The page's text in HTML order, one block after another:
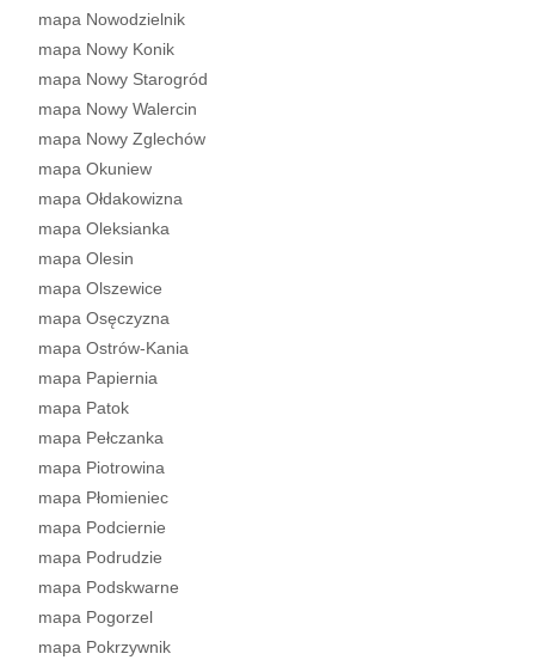
mapa Nowodzielnik
mapa Nowy Konik
mapa Nowy Starogród
mapa Nowy Walercin
mapa Nowy Zglechów
mapa Okuniew
mapa Ołdakowizna
mapa Oleksianka
mapa Olesin
mapa Olszewice
mapa Osęczyzna
mapa Ostrów-Kania
mapa Papiernia
mapa Patok
mapa Pełczanka
mapa Piotrowina
mapa Płomieniec
mapa Podciernie
mapa Podrudzie
mapa Podskwarne
mapa Pogorzel
mapa Pokrzywnik